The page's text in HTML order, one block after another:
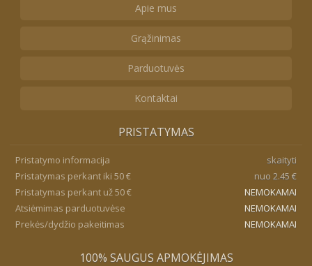
Apie mus
Grąžinimas
Parduotuvės
Kontaktai
PRISTATYMAS
Pristatymo informacija
skaityti
Pristatymas perkant iki 50 €
nuo 2.45 €
Pristatymas perkant už 50 €
NEMOKAMAI
Atsiėmimas parduotuvėse
NEMOKAMAI
Prekės/dydžio pakeitimas
NEMOKAMAI
100% SAUGUS APMOKĖJIMAS